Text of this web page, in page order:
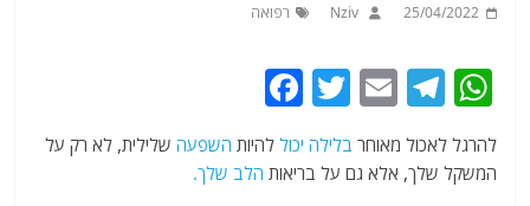
25/04/2022
Nziv רפואה
W
h
at
T
el
e
E
m
ai
T
itt
c להרגל לאכול מאוחר בלילה יכול להיות השפעה שלילית, לא רק על
המשקל שלך, אלא גם על בריאות הלב שלך.